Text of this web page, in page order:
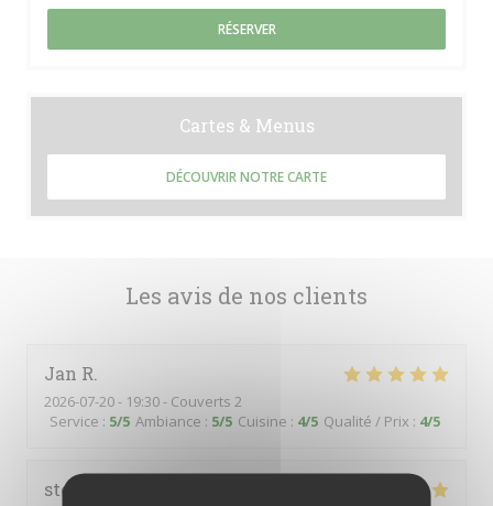
Les avis de nos clients
Jan R
2026-07-20- 19:30 - Couverts 2
Service : 5/5 Ambiance : 5/5 Cuisine : 4/5 Qualité / Prix : 4/5
stephane
RÉSERVER
Cartes & Menus
DÉCOUVRIR NOTRE CARTE